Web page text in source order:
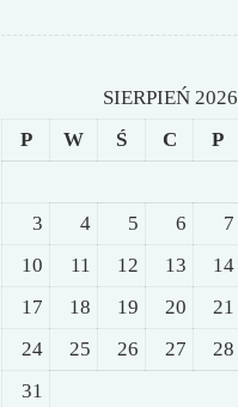
SIERPIEŃ 2026
P
W Ś C P
3
4 5 6 7
10
11 12 13 14
17
18 19 20 21
24
25 26 27 28
31